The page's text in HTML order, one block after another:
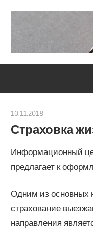
10.11.2018
Страховка
Информационный
предлагает к
Одним из основных
страхование
направления